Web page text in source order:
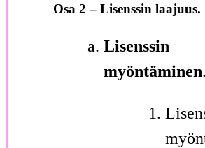
Osa 2 – Lisenssin laajuus.
Lisenssin
myöntäminen.